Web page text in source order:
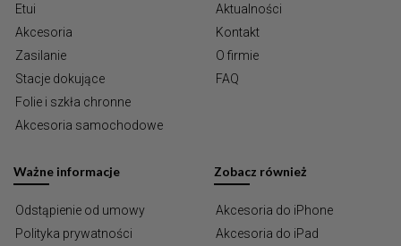
Etui
Akcesoria
Zasilanie
Stacje dokujące
Folie i szkła chronne
Akcesoria samochodowe
Aktualności
Kontakt
O firmie
FAQ
Ważne informacje
Odstąpienie od umowy
Polityka prywatności
Zobacz również
Akcesoria do iPhone
Akcesoria do iPad